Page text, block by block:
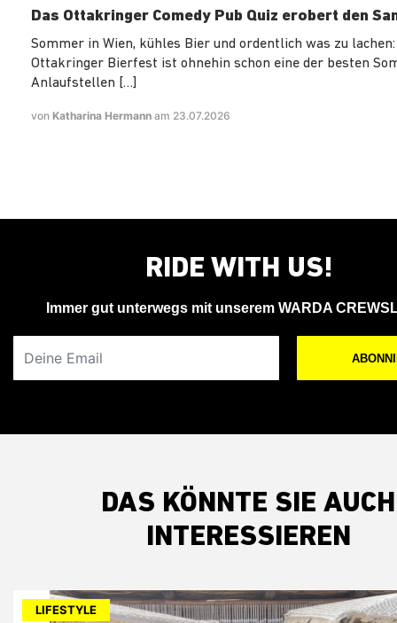
Das Ottakringer Comedy Pub Quiz erobert den
Sommer in Wien, kühles Bier und ordentlich was zu lachen:
Ottakringer Bierfest ist ohnehin schon eine der besten
Anlaufstellen […]
von Katharina Hermann am 23.07.2026
RIDE WITH US!
Immer gut unterwegs mit unserem WARDA
DAS KÖNNTE SIE AUCH
INTERESSIEREN
LIFESTYLE